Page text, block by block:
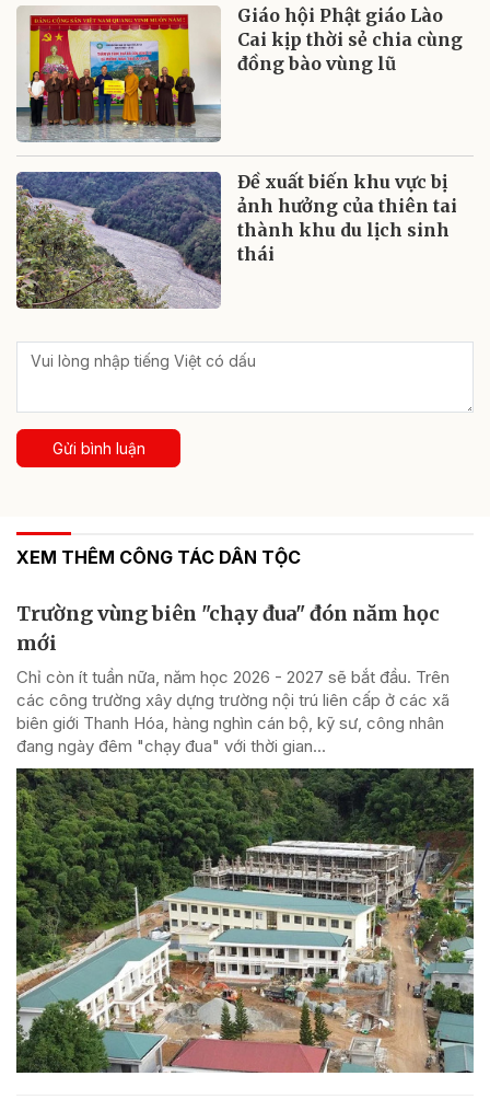
Giáo hội Phật giáo Lào
Cai kịp thời sẻ chia cùng
đồng bào vùng lũ
Đề xuất biến khu vực bị
ảnh hưởng của thiên tai
thành khu du lịch sinh
thái
Gửi bình luận
XEM THÊM CÔNG TÁC DÂN TỘC
Trường vùng biên "chạy đua" đón năm học
mới
Chỉ còn ít tuần nữa, năm học 2026 - 2027 sẽ bắt đầu. Trên
các công trường xây dựng trường nội trú liên cấp ở các xã
biên giới Thanh Hóa, hàng nghìn cán bộ, kỹ sư, công nhân
đang ngày đêm "chạy đua" với thời gian...